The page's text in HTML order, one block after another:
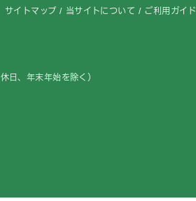
サイトマップ 当サイトについて ご利用ガイド
日、年末年始を除く）